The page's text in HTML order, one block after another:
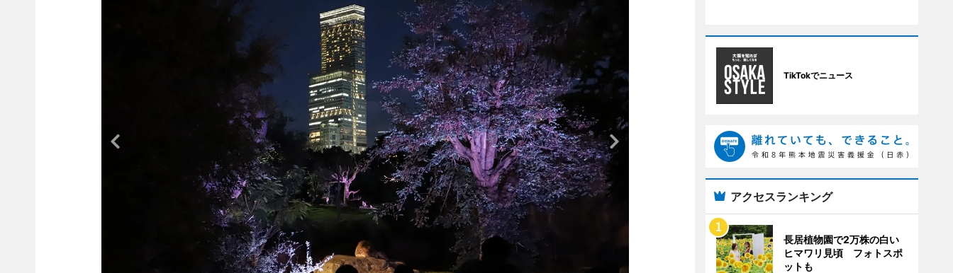
TikTokでニュース
アクセスランキング
長居植物園で2万株の白い
ヒマワリ見頃 フォトスポ
ットも